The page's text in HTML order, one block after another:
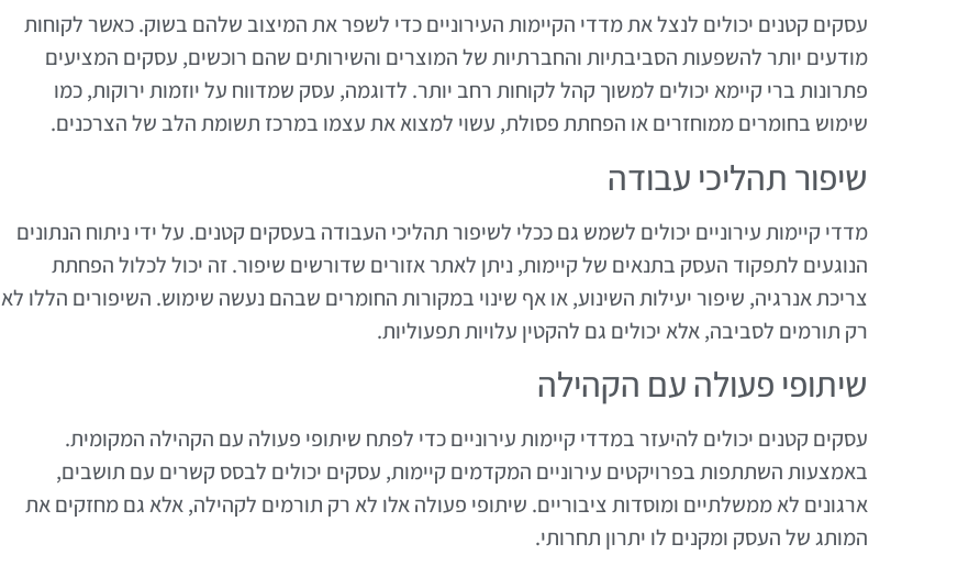
עסקים קטנים יכולים לנצל את מדדי הקיימות העירוניים כדי לשפר את המיצוב שלהם בשוק. כאשר לקוחות
מודעים יותר להשפעות הסביבתיות והחברתיות של המוצרים והשירותים שהם רוכשים, עסקים המציעים
פתרונות ברי קיימא יכולים למשוך קהל לקוחות רחב יותר. לדוגמה, עסק שמדווח על יוזמות ירוקות, כמו
שימוש בחומרים ממוחזרים או הפחתת פסולת, עשוי למצוא את עצמו במרכז תשומת הלב של הצרכנים.
שיפור תהליכי עבודה
מדדי קיימות עירוניים יכולים לשמש גם ככלי לשיפור תהליכי העבודה בעסקים קטנים. על ידי ניתוח הנתונים
הנוגעים לתפקוד העסק בתנאים של קיימות, ניתן לאתר אזורים שדורשים שיפור. זה יכול לכלול הפחתת
צריכת אנרגיה, שיפור יעילות השינוע, או אף שינוי במקורות החומרים שבהם נעשה שימוש. השיפורים הללו לא
רק תורמים לסביבה, אלא יכולים גם להקטין עלויות תפעוליות.
שיתופי פעולה עם הקהילה
עסקים קטנים יכולים להיעזר במדדי קיימות עירוניים כדי לפתח שיתופי פעולה עם הקהילה המקומית.
באמצעות השתתפות בפרויקטים עירוניים המקדמים קיימות, עסקים יכולים לבסס קשרים עם תושבים,
ארגונים לא ממשלתיים ומוסדות ציבוריים. שיתופי פעולה אלו לא רק תורמים לקהילה, אלא גם מחזקים את
המותג של העסק ומקנים לו יתרון תחרותי.